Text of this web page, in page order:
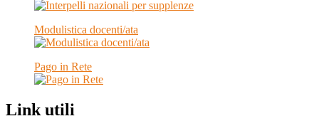
Modulistica docenti/ata
Pago in Rete
Link utili